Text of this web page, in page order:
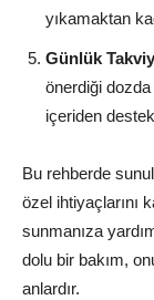
yıkamaktan
Günlük
önerdiği dozda
içeriden
Bu rehberde
özel ihtiyaçlarını
sunmanıza
dolu bir bakım,
anlardır.